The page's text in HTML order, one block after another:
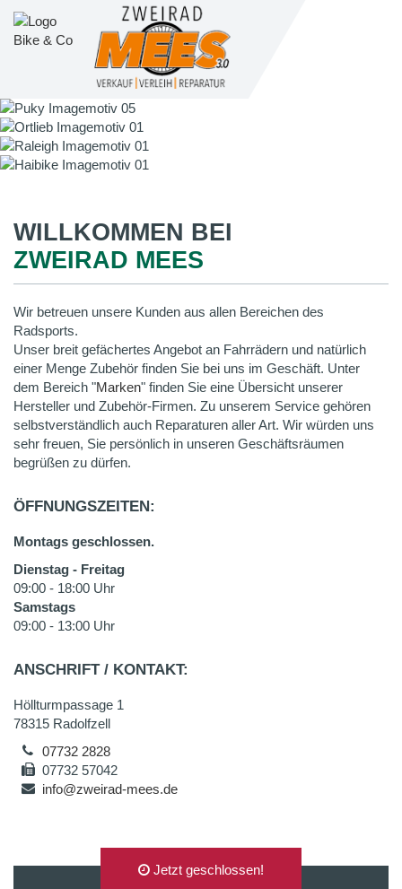
WILLKOMMEN BEI
ZWEIRAD MEES
Wir betreuen unsere Kunden aus allen Bereichen des
Radsports.
Unser breit gefächertes Angebot an Fahrrädern und natürlich
einer Menge Zubehör finden Sie bei uns im Geschäft. Unter
dem Bereich "Marken" finden Sie eine Übersicht unserer
Hersteller und Zubehör-Firmen. Zu unserem Service gehören
selbstverständlich auch Reparaturen aller Art. Wir würden uns
sehr freuen, Sie persönlich in unseren Geschäftsräumen
begrüßen zu dürfen.
ÖFFNUNGSZEITEN:
Montags geschlossen.
Dienstag - Freitag
09:00 - 18:00 Uhr
Samstags
09:00 - 13:00 Uhr
ANSCHRIFT / KONTAKT:
Höllturmpassage 1
78315 Radolfzell
07732 2828
07732 57042
info@zweirad-mees.de
AUF GOOGLEMAPS ANZEIGEN
Jetzt geschlossen!